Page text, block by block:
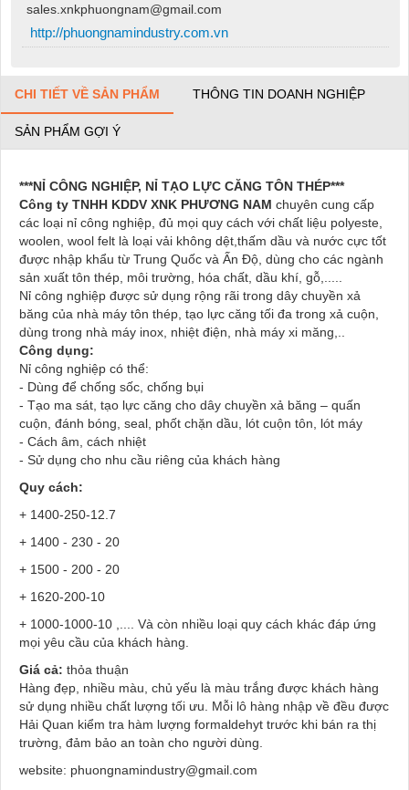
sales.xnkphuongnam@gmail.com
http://phuongnamindustry.com.vn
CHI TIẾT VỀ SẢN PHẨM THÔNG TIN DOANH NGHIỆP
SẢN PHẨM GỢI Ý
***NỈ CÔNG NGHIỆP, NỈ TẠO LỰC CĂNG TÔN THÉP***
Công ty TNHH KDDV XNK PHƯƠNG NAM chuyên cung cấp
các loại nỉ công nghiệp, đủ mọi quy cách với chất liệu polyeste,
woolen, wool felt là loại vải không dệt,thấm dầu và nước cực tốt
được nhập khẩu từ Trung Quốc và Ấn Độ, dùng cho các ngành
sản xuất tôn thép, môi trường, hóa chất, dầu khí, gỗ,.....
Nỉ công nghiệp được sử dụng rộng rãi trong dây chuyền xả
băng của nhà máy tôn thép, tạo lực căng tối đa trong xả cuộn,
dùng trong nhà máy inox, nhiệt điện, nhà máy xi măng,..
Công dụng:
Nỉ công nghiệp có thể:
- Dùng để chống sốc, chống bụi
- Tạo ma sát, tạo lực căng cho dây chuyền xả băng – quấn
cuộn, đánh bóng, seal, phốt chặn dầu, lót cuộn tôn, lót máy
- Cách âm, cách nhiệt
- Sử dụng cho nhu cầu riêng của khách hàng
Quy cách:
+ 1400-250-12.7
+ 1400 - 230 - 20
+ 1500 - 200 - 20
+ 1620-200-10
+ 1000-1000-10 ,.... Và còn nhiều loại quy cách khác đáp ứng
mọi yêu cầu của khách hàng.
Giá cả: thỏa thuận
Hàng đẹp, nhiều màu, chủ yếu là màu trắng được khách hàng
sử dụng nhiều chất lượng tối ưu. Mỗi lô hàng nhập về đều được
Hải Quan kiểm tra hàm lượng formaldehyt trước khi bán ra thị
trường, đảm bảo an toàn cho người dùng.
website: phuongnamindustry@gmail.com